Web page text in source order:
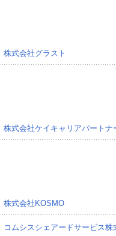
株式会社グラスト
株式会社ケイキャリアパートナ
株式会社KOSMO
コムシスシェアードサービス株